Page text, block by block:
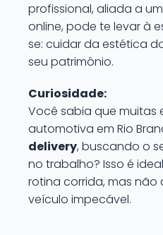
profissional, aliada a
online, pode te levar à
se: cuidar da estética
seu patrimônio.
Curiosidade:
Você sabia que muitas
automotiva em Rio
delivery, buscando o
no trabalho? Isso é
rotina corrida, mas
veículo impecável.